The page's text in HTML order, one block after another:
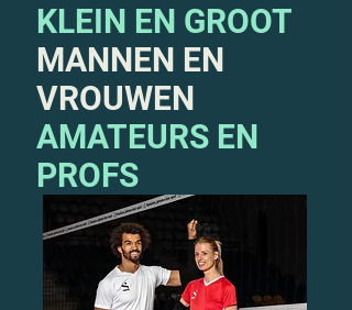
KLEIN EN GROOT
MANNEN EN
VROUWEN
AMATEURS EN
PROFS